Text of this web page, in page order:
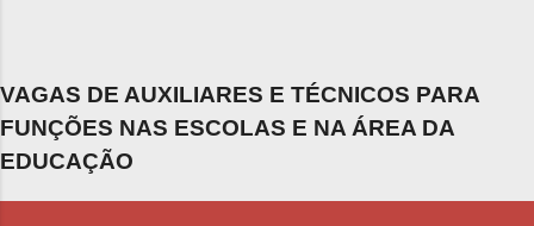
VAGAS DE AUXILIARES E TÉCNICOS PARA
FUNÇÕES NAS ESCOLAS E NA ÁREA DA
EDUCAÇÃO